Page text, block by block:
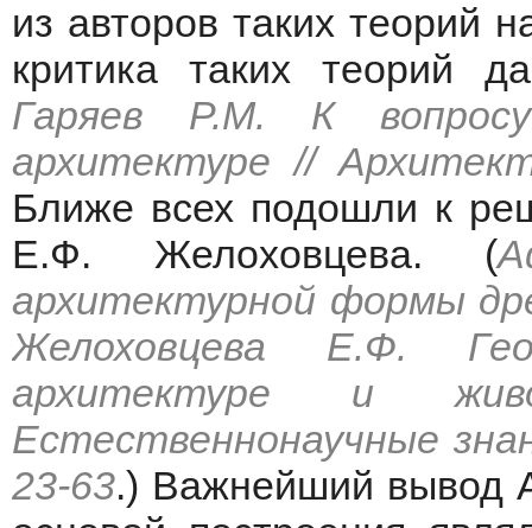
из авторов таких теорий
критика таких теорий
Гаряев P.M. К
архитектуре //
Ближе всех подошли к
Е.Ф. Желоховцева. (
архитектурной формы
Желоховцева Е.Ф.
архитектуре и
Естественнонаучные
23-63.) Важнейший вывод